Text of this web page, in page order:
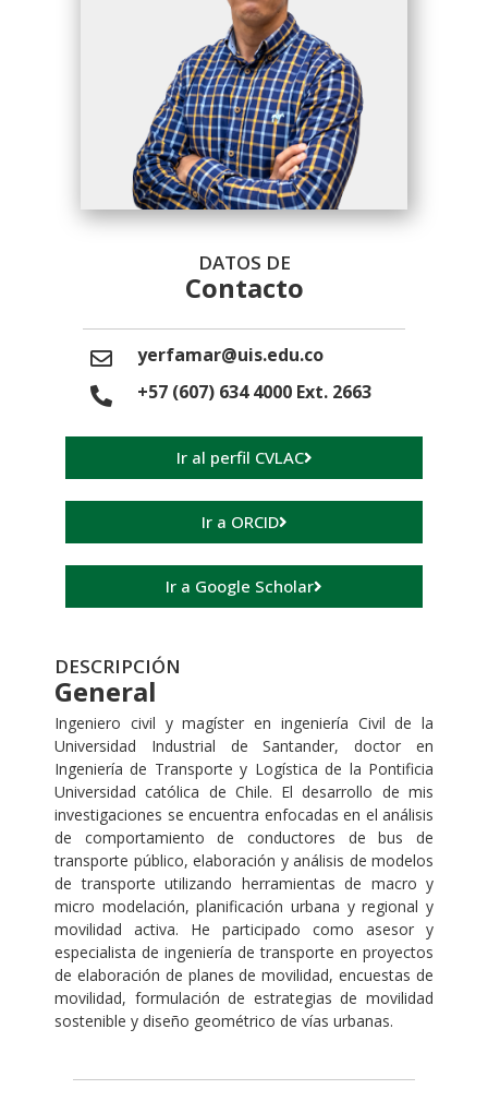
DATOS DE
Contacto
yerfamar@uis.edu.co
+57 (607) 634 4000 Ext. 2663
Ir al perfil CVLAC
Ir a ORCID
Ir a Google Scholar
DESCRIPCIÓN
General
Ingeniero civil y magíster en ingeniería Civil de la
Universidad Industrial de Santander, doctor en
Ingeniería de Transporte y Logística de la Pontificia
Universidad católica de Chile. El desarrollo de mis
investigaciones se encuentra enfocadas en el análisis
de comportamiento de conductores de bus de
transporte público, elaboración y análisis de modelos
de transporte utilizando herramientas de macro y
micro modelación, planificación urbana y regional y
movilidad activa. He participado como asesor y
especialista de ingeniería de transporte en proyectos
de elaboración de planes de movilidad, encuestas de
movilidad, formulación de estrategias de movilidad
sostenible y diseño geométrico de vías urbanas.